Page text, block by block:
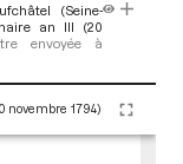
(Seine-
an III (20
envoyée à
novembre 1794)